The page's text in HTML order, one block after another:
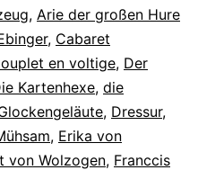
, Arie der großen Hure
, Cabaret
en voltige, Der
Kartenhexe, die
, Dressur,
, Erika von
von Wolzogen, Franccis